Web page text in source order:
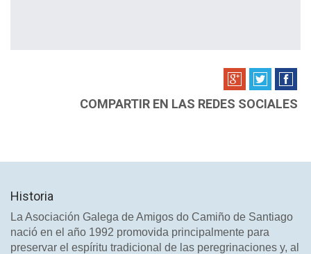
COMPARTIR EN LAS REDES SOCIALES
Historia
La Asociación Galega de Amigos do Camiño de Santiago
nació en el año 1992 promovida principalmente para
preservar el espíritu tradicional de las peregrinaciones y, al